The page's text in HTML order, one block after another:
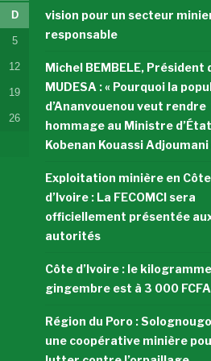
D
5
12
19
26
vision pour un secteur
responsable
Michel BEMBELE, Président
MUDESA : « Pourquoi la
d’Ananvouenou veut rendre
hommage au Ministre d’État
Kobenan Kouassi Adjoumani
Exploitation minière en Côte
d’Ivoire : La FECOMCI sera
officiellement présentée
autorités
Côte d’Ivoire : le
gingembre est à 3 000 FCFA
Région du Poro :
une coopérative minière